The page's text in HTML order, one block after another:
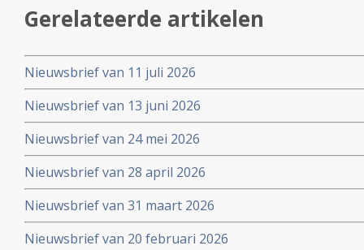
Gerelateerde artikelen
Nieuwsbrief van 11 juli 2026
Nieuwsbrief van 13 juni 2026
Nieuwsbrief van 24 mei 2026
Nieuwsbrief van 28 april 2026
Nieuwsbrief van 31 maart 2026
Nieuwsbrief van 20 februari 2026